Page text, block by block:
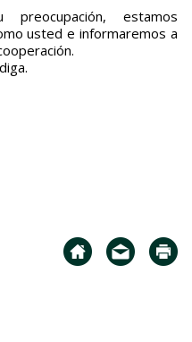
estamos
usted e informaremos a